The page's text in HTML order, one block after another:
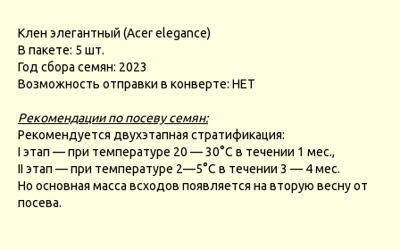
Клен элегантный (Acer elegance)
В пакете: 5 шт.
Год сбора семян: 2023
Возможность отправки в конверте: НЕТ
Рекомендации по посеву семян:
Рекомендуется двухэтапная стратификация:
I этап — при температуре 20 — 30°С в течении 1 мес.,
II этап — при температуре 2—5°С в течении 3 — 4 мес.
Но основная масса всходов появляется на вторую весну от
посева.